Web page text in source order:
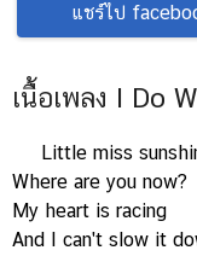
แชร์ไป
เนื้อเพลง I Do
Little miss
Where are you now?
My heart is racing
And I can't slow it